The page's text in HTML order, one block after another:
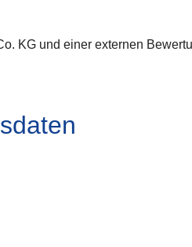
KG und einer externen